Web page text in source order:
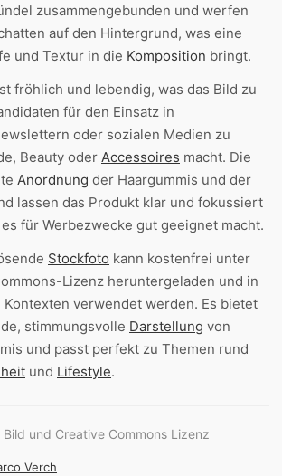
zusammengebunden und werfen
auf den Hintergrund, was eine
und Textur in die Komposition bringt.
fröhlich und lebendig, was das Bild zu
für den Einsatz in
oder sozialen Medien zu
Beauty oder Accessoires macht. Die
Anordnung der Haargummis und der
lassen das Produkt klar und fokussiert
für Werbezwecke gut geeignet macht.
Stockfoto kann kostenfrei unter
Lizenz heruntergeladen und in
verwendet werden. Es bietet
stimmungsvolle Darstellung von
und passt perfekt zu Themen rund
und Lifestyle.
und Creative Commons Lizenz
Verch